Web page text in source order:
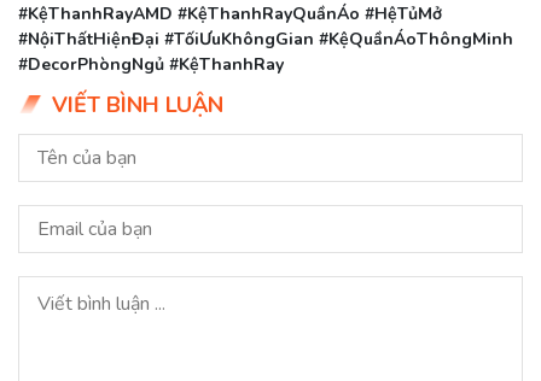
#KệThanhRayAMD #KệThanhRayQuầnÁo #HệTủMở
#NộiThấtHiệnĐại #TốiƯuKhôngGian #KệQuầnÁoThôngMinh
#DecorPhòngNgủ #KệThanhRay
VIẾT BÌNH LUẬN